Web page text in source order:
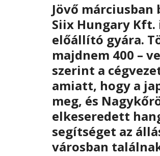
Jövő
Siix Hungary
előállító gyára.
majdnem 400 –
szerint a
amiatt, hogy a
meg, és
elkeseredett
segítséget az
városban